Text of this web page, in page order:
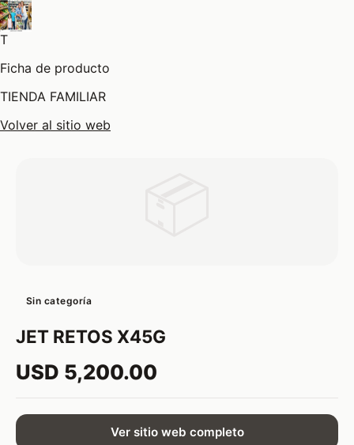
T
Ficha de producto
TIENDA FAMILIAR
Volver al sitio web
Sin categoría
JET RETOS X45G
USD 5,200.00
Ver sitio web completo